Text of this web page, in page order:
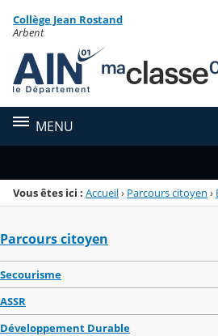
Menu de la rubrique
Contenu
Collège Jean Rostand
Arbent
MENU
Vous êtes ici : Accueil› Parcours citoyen ›
Parcours citoyen
Secourisme
ASSR
Développement Durable